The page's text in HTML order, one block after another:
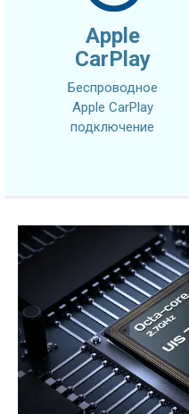
Apple
CarPlay
Беспроводное
Apple CarPlay
подключение